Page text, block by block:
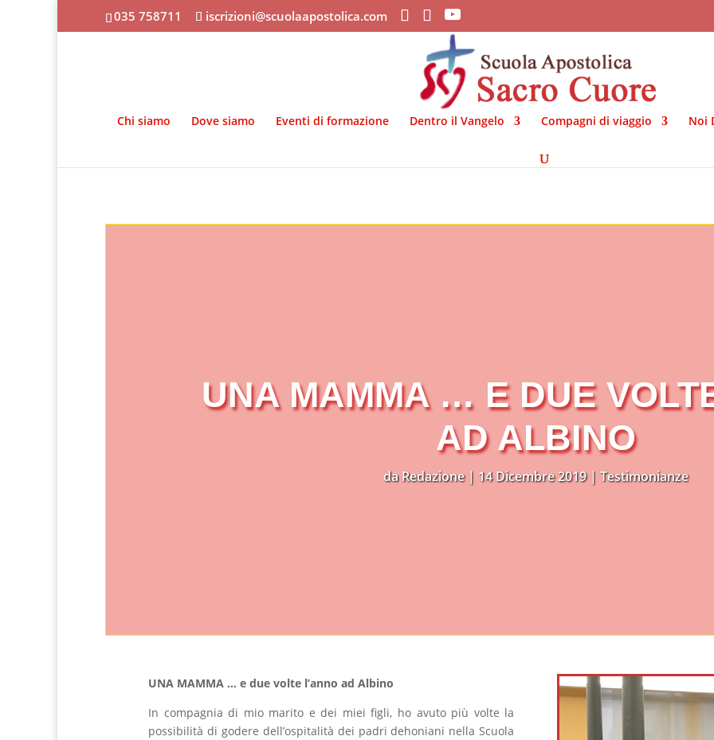
035 758711 iscrizioni@scuolaapostolica.com
Chi siamo Dove siamo Eventi di formazione Dentro il Vangelo Compagni di viaggio Noi
UNA MAMMA … E DUE
AD ALBINO
daRedazione| 14 Dicembre 2019| Testimonianze
UNA MAMMA … e due volte l’anno ad Albino
In compagnia di mio marito e dei miei figli, ho avuto più volte la
possibilità di godere dell’ospitalità dei padri dehoniani nella Scuola